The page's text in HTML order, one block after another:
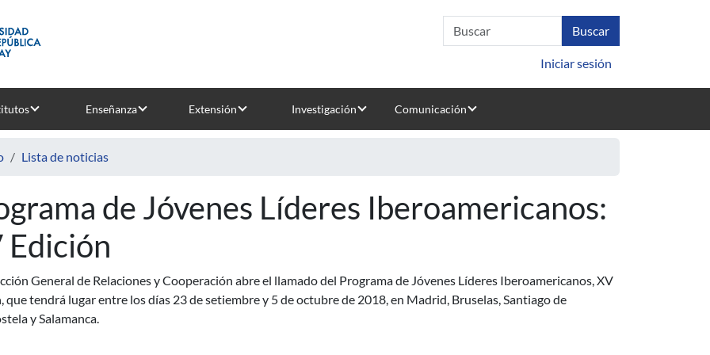
Iniciar sesión
Enseñanza Extensión Investigación Comunicación
Lista de noticias
de Jóvenes Líderes Iberoamericanos:
Edición
General de Relaciones y Cooperación abre el llamado del Programa de Jóvenes Líderes Iberoamericanos, XV
que tendrá lugar entre los días 23 de setiembre y 5 de octubre de 2018, en Madrid, Bruselas, Santiago de
y Salamanca.